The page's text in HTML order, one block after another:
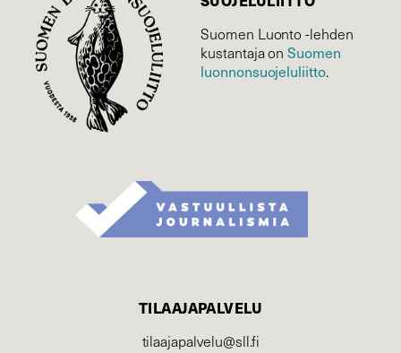
Suomen Luonto -lehden
kustantaja onSuomen
luonnonsuojelu­liitto.
TILAAJAPALVELU
tilaajapalvelu@sll.fi